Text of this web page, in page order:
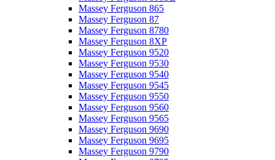
Massey Ferguson 865
Massey Ferguson 87
Massey Ferguson 8780
Massey Ferguson 8XP
Massey Ferguson 9520
Massey Ferguson 9530
Massey Ferguson 9540
Massey Ferguson 9545
Massey Ferguson 9550
Massey Ferguson 9560
Massey Ferguson 9565
Massey Ferguson 9690
Massey Ferguson 9695
Massey Ferguson 9790